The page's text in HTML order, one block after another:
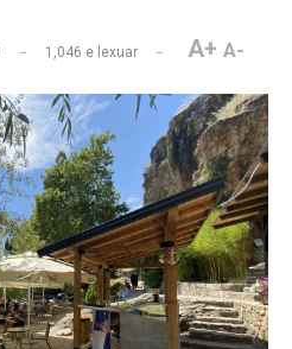
1,046 e lexuar A+ A-